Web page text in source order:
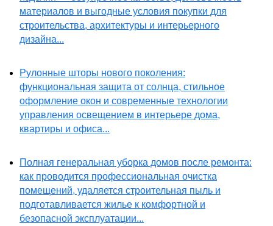
материалов и выгодные условия покупки для
строительства, архитектуры и интерьерного
дизайна...
Рулонные шторы нового поколения:
функциональная защита от солнца, стильное
оформление окон и современные технологии
управления освещением в интерьере дома,
квартиры и офиса...
Полная генеральная уборка домов после ремонта:
как проводится профессиональная очистка
помещений, удаляется строительная пыль и
подготавливается жилье к комфортной и
безопасной эксплуатации...